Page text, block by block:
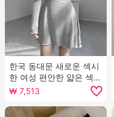
한국 동대문 새로운 섹시
한 여성 편안한 얇은 섹션
자외선 차단제 작은 열림
셔츠 슬링 치마 정장 여자
₩7,513